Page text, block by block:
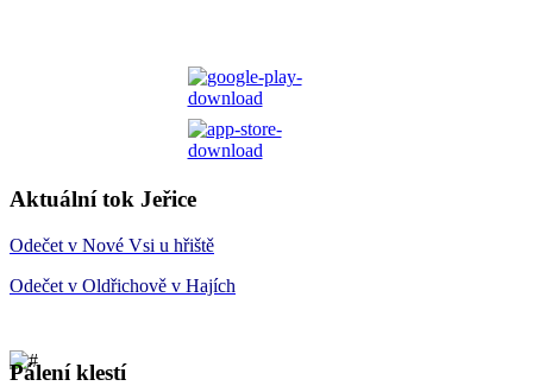
Aktuální tok Jeřice
Odečet v Nové Vsi u hřiště
Odečet v Oldřichově v Hajích
Pálení klestí